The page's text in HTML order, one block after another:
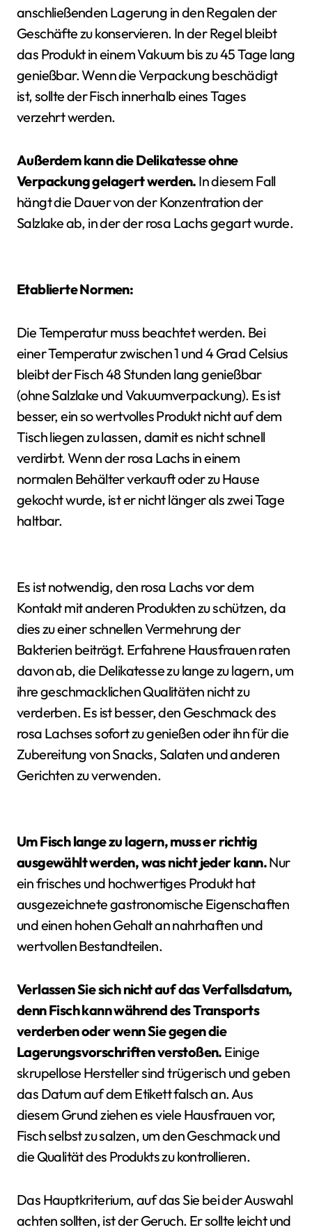
anschließenden Lagerung in den Regalen der
Geschäfte zu konservieren. In der Regel bleibt
das Produkt in einem Vakuum bis zu 45 Tage lang
genießbar. Wenn die Verpackung beschädigt
ist, sollte der Fisch innerhalb eines Tages
verzehrt werden.
Außerdem kann die Delikatesse ohne
Verpackung gelagert werden. In diesem Fall
hängt die Dauer von der Konzentration der
Salzlake ab, in der der rosa Lachs gegart wurde.
Etablierte Normen:
Die Temperatur muss beachtet werden. Bei
einer Temperatur zwischen 1 und 4 Grad Celsius
bleibt der Fisch 48 Stunden lang genießbar
(ohne Salzlake und Vakuumverpackung). Es ist
besser, ein so wertvolles Produkt nicht auf dem
Tisch liegen zu lassen, damit es nicht schnell
verdirbt. Wenn der rosa Lachs in einem
normalen Behälter verkauft oder zu Hause
gekocht wurde, ist er nicht länger als zwei Tage
haltbar.
Es ist notwendig, den rosa Lachs vor dem
Kontakt mit anderen Produkten zu schützen, da
dies zu einer schnellen Vermehrung der
Bakterien beiträgt. Erfahrene Hausfrauen raten
davon ab, die Delikatesse zu lange zu lagern, um
ihre geschmacklichen Qualitäten nicht zu
verderben. Es ist besser, den Geschmack des
rosa Lachses sofort zu genießen oder ihn für die
Zubereitung von Snacks, Salaten und anderen
Gerichten zu verwenden.
Um Fisch lange zu lagern, muss er richtig
ausgewählt werden, was nicht jeder kann.Nur
ein frisches und hochwertiges Produkt hat
ausgezeichnete gastronomische Eigenschaften
und einen hohen Gehalt an nahrhaften und
wertvollen Bestandteilen.
Verlassen Sie sich nicht auf das Verfallsdatum,
denn Fisch kann während des Transports
verderben oder wenn Sie gegen die
Lagerungsvorschriften verstoßen. Einige
skrupellose Hersteller sind trügerisch und geben
das Datum auf dem Etikett falsch an. Aus
diesem Grund ziehen es viele Hausfrauen vor,
Fisch selbst zu salzen, um den Geschmack und
die Qualität des Produkts zu kontrollieren.
Das Hauptkriterium, auf das Sie bei der Auswahl
achten sollten, ist der Geruch. Er sollte leicht und